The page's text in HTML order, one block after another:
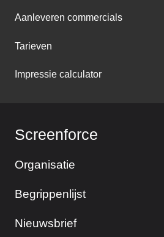
Aanleveren commercials
Tarieven
Impressie calculator
Screenforce
Organisatie
Begrippenlijst
Nieuwsbrief